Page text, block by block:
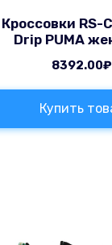
Кроссовки RS-
Drip PUMA
8392.00₽
Купить